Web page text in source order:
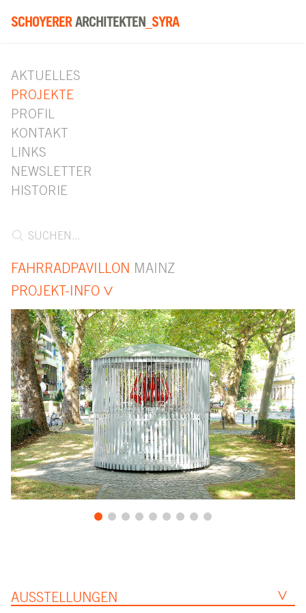
SCHOYERERARCHITEKTEN _SYRA
AKTUELLES
PROJEKTE
PROFIL
KONTAKT
LINKS
NEWSLETTER
HISTORIE
FAHRRADPAVILLON MAINZ
PROJEKT-INFO
AUSSTELLUNGEN